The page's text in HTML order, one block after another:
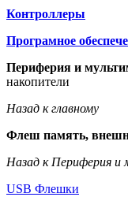
Контроллеры
Програмное
Периферия и
накопители
Назад к главному
Флеш память,
Назад к Периферия и
USB Флешки